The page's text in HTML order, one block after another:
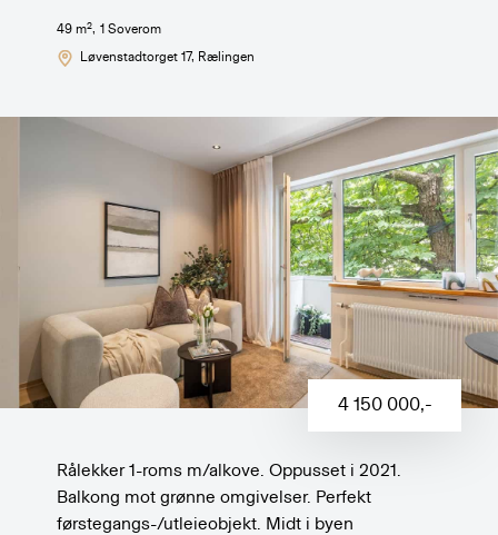
49 m2, 1 Soverom
Løvenstadtorget 17, Rælingen
4 150 000,-
Rålekker 1-roms m/alkove. Oppusset i 2021.
Balkong mot grønne omgivelser. Perfekt
førstegangs-/utleieobjekt. Midt i byen